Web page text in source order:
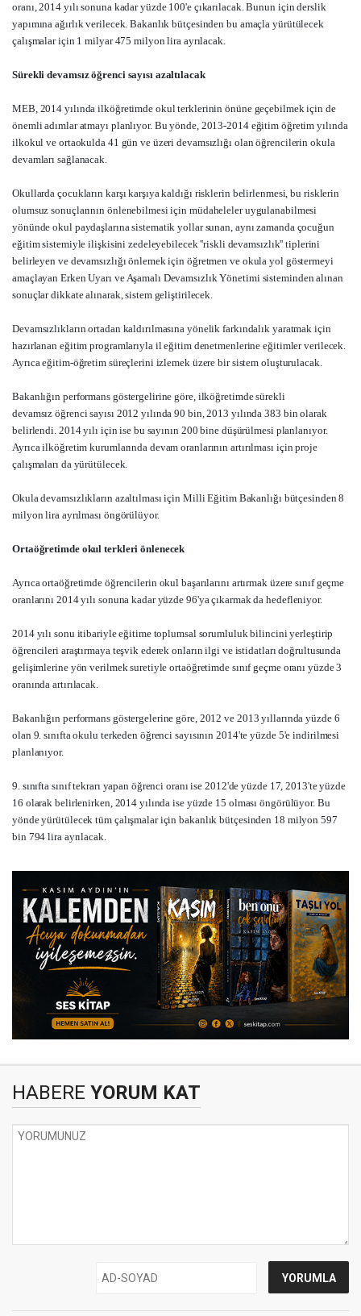
oranı, 2014 yılı sonuna kadar yüzde 100'e çıkarılacak. Bunun için derslik
yapımına ağırlık verilecek. Bakanlık bütçesinden bu amaçla yürütülecek
çalışmalar için 1 milyar 475 milyon lira ayrılacak.
Sürekli devamsız öğrenci sayısı azaltılacak
MEB, 2014 yılında ilköğretimde okul terklerinin önüne geçebilmek için de
önemli adımlar atmayı planlıyor. Bu yönde, 2013-2014 eğitim öğretim yılında
ilkokul ve ortaokulda 41 gün ve üzeri devamsızlığı olan öğrencilerin okula
devamları sağlanacak.
Okullarda çocukların karşı karşıya kaldığı risklerin belirlenmesi, bu risklerin
olumsuz sonuçlarının önlenebilmesi için müdaheleler uygulanabilmesi
yönünde okul paydaşlarına sistematik yollar sunan, aynı zamanda çocuğun
eğitim sistemiyle ilişkisini zedeleyebilecek ''riskli devamsızlık'' tiplerini
belirleyen ve devamsızlığı önlemek için öğretmen ve okula yol göstermeyi
amaçlayan Erken Uyarı ve Aşamalı Devamsızlık Yönetimi sisteminden alınan
sonuçlar dikkate alınarak, sistem geliştirilecek.
Devamsızlıkların ortadan kaldırılmasına yönelik farkındalık yaratmak için
hazırlanan eğitim programlarıyla il eğitim denetmenlerine eğitimler verilecek.
Ayrıca eğitim-öğretim süreçlerini izlemek üzere bir sistem oluşturulacak.
Bakanlığın performans göstergelirine göre, ilköğretimde sürekli
devamsız öğrenci sayısı 2012 yılında 90 bin, 2013 yılında 383 bin olarak
belirlendi. 2014 yılı için ise bu sayının 200 bine düşürülmesi planlanıyor.
Ayrıca ilköğretim kurumlarında devam oranlarının artırılması için proje
çalışmaları da yürütülecek.
Okula devamsızlıkların azaltılması için Milli Eğitim Bakanlığı bütçesinden 8
milyon lira ayrılması öngörülüyor.
Ortaöğretimde okul terkleri önlenecek
Ayrıca ortaöğretimde öğrencilerin okul başarılarını artırmak üzere sınıf geçme
oranlarını 2014 yılı sonuna kadar yüzde 96'ya çıkarmak da hedefleniyor.
2014 yılı sonu itibariyle eğitime toplumsal sorumluluk bilincini yerleştirip
öğrencileri araştırmaya teşvik ederek onların ilgi ve istidatları doğrultusunda
gelişimlerine yön verilmek suretiyle ortaöğretimde sınıf geçme oranı yüzde 3
oranında artırılacak.
Bakanlığın performans göstergelerine göre, 2012 ve 2013 yıllarında yüzde 6
olan 9. sınıfta okulu terkeden öğrenci sayısının 2014'te yüzde 5'e indirilmesi
planlanıyor.
9. sınıfta sınıf tekrarı yapan öğrenci oranı ise 2012'de yüzde 17, 2013'te yüzde
16 olarak belirlenirken, 2014 yılında ise yüzde 15 olması öngörülüyor. Bu
yönde yürütülecek tüm çalışmalar için bakanlık bütçesinden 18 milyon 597
bin 794 lira ayrılacak.
HABERE YORUM KAT